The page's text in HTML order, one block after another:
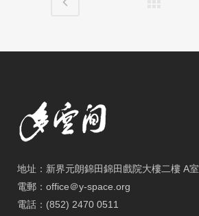
地址：新界元朗錦田錦田戲院大樓二樓 A室
電郵：office＠y-space.org
電話：(852) 2470 0511